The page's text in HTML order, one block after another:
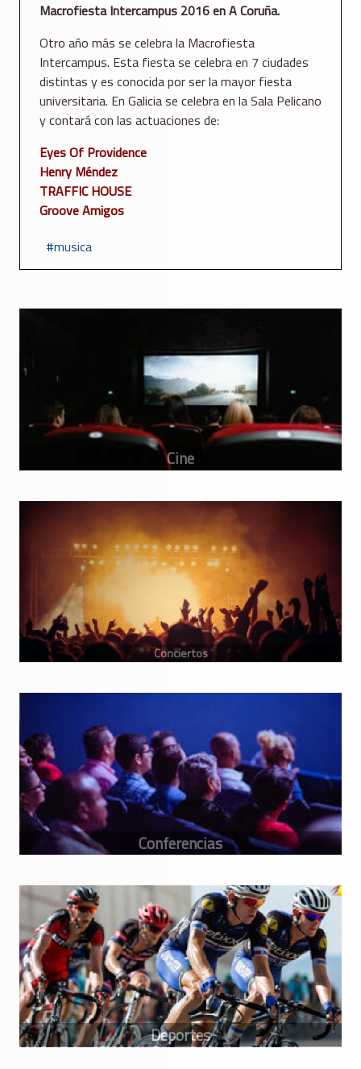
Macrofiesta Intercampus 2016 en A Coruña.
Otro año más se celebra la Macrofiesta
Intercampus. Esta fiesta se celebra en 7 ciudades
distintas y es conocida por ser la mayor fiesta
universitaria. En Galicia se celebra en la Sala Pelicano
y contará con las actuaciones de:
Eyes Of Providence
Henry Méndez
TRAFFIC HOUSE
Groove Amigos
musica